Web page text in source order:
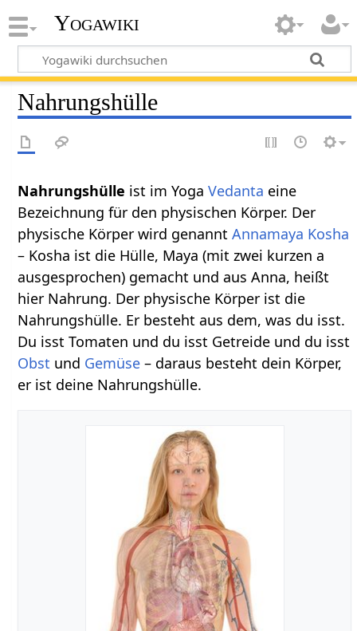
Yogawiki
Nahrungshülle
Nahrungshülle ist im YogaVedanta eine
Bezeichnung für den physischen Körper. Der
physische Körper wird genanntAnnamaya Kosha
– Kosha ist die Hülle, Maya (mit zwei kurzen a
ausgesprochen) gemacht und aus Anna, heißt
hier Nahrung. Der physische Körper ist die
Nahrungshülle. Er besteht aus dem, was du isst.
Du isst Tomaten und du isst Getreide und du isst
Obst und Gemüse – daraus besteht dein Körper,
er ist deine Nahrungshülle.